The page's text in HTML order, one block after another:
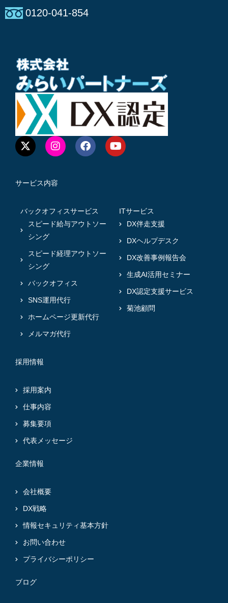
0120-041-854
サービス内容
バックオフィスサービス
スピード給与アウトソー
シング
スピード経理アウトソー
シング
バックオフィス
SNS運用代行
ホームページ更新代行
メルマガ代行
ITサービス
DX伴走支援
DXヘルプデスク
DX改善事例報告会
生成AI活用セミナー
DX認定支援サービス
菊池顧問
採用情報
採用案内
仕事内容
募集要項
代表メッセージ
企業情報
会社概要
DX戦略
情報セキュリティ基本方針
お問い合わせ
プライバシーポリシー
ブログ